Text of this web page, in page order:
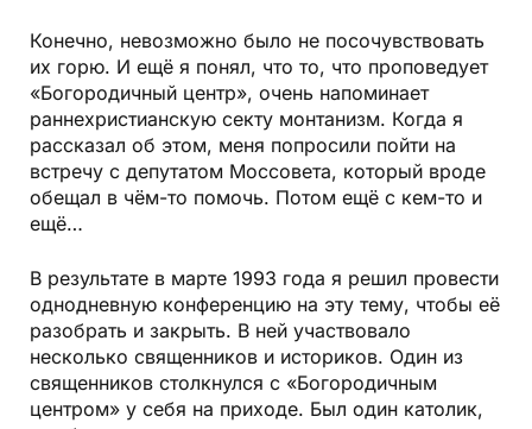
Конечно, невозможно было не посочувствовать
их горю. И ещё я понял, что то, что проповедует
«Богородичный центр», очень напоминает
раннехристианскую секту монтанизм. Когда я
рассказал об этом, меня попросили пойти на
встречу с депутатом Моссовета, который вроде
обещал в чём-то помочь. Потом ещё с кем-то и
ещё…
В результате в марте 1993 года я решил провести
однодневную конференцию на эту тему, чтобы её
разобрать и закрыть. В ней участвовало
несколько священников и историков. Один из
священников столкнулся с «Богородичным
центром» у себя на приходе. Был один католик,